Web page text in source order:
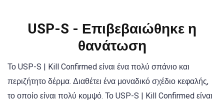
USP-S - Επιβεβαιώθηκε η
θανάτωση
Το USP-S | Kill Confirmed είναι ένα πολύ σπάνιο και
περιζήτητο δέρμα. Διαθέτει ένα μοναδικό σχέδιο κεφαλής,
το οποίο είναι πολύ κομψό. Το USP-S | Kill Confirmed είναι